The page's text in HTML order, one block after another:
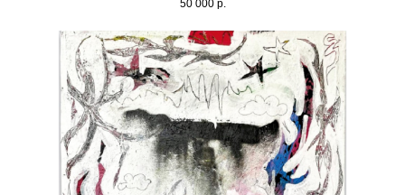
50 000 р.